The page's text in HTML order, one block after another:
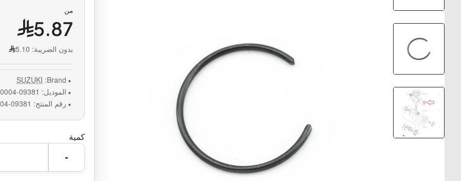
من
5.87
بدون الضريبة: 5.10
Brand:
SUZUKI
الموديل: 09381-20004-0000
رقم المنتج: 09381-20004-0000